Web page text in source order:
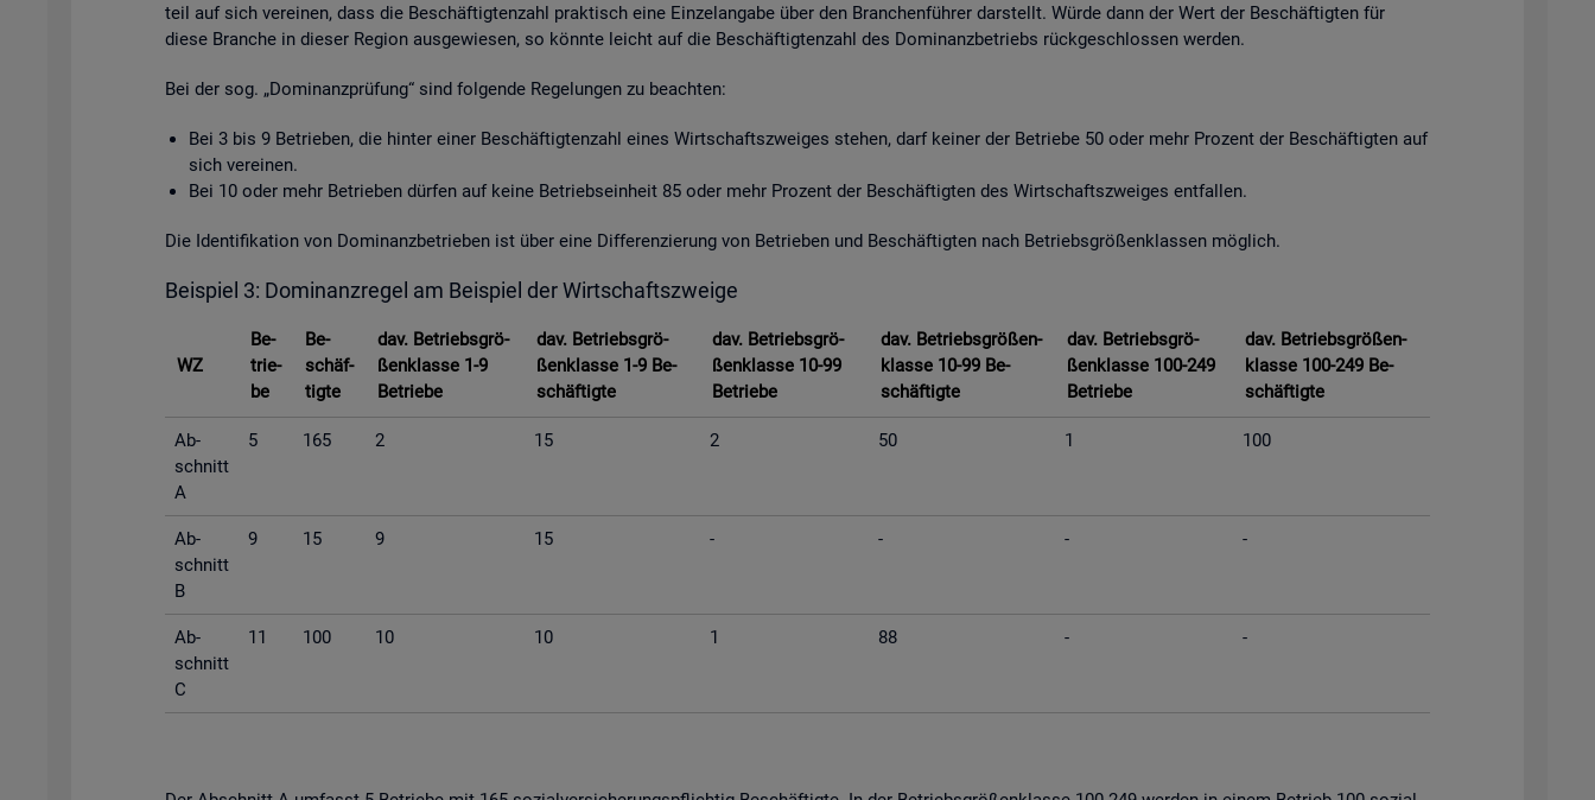
teil auf sich ver­ei­nen, dass die Be­schäf­tig­ten­zahl prak­tisch eine Ein­zel­an­ga­be über den Bran­chen­füh­rer dar­stellt. Würde dann der Wert der Be­schäf­tig­ten für
diese Bran­che in die­ser Re­gi­on aus­ge­wie­sen, so könn­te leicht auf die Be­schäf­tig­ten­zahl des Do­mi­nanz­be­triebs rück­ge­schlos­sen wer­den.
Bei der sog. „Do­mi­nanz­prü­fung“ sind fol­gen­de Re­ge­lun­gen zu be­ach­ten:
Bei 3 bis 9 Be­trie­ben, die hin­ter einer Be­schäf­tig­ten­zahl eines Wirt­schafts­zwei­ges ste­hen, darf kei­ner der Be­trie­be 50 oder mehr Pro­zent der Be­schäf­tig­ten auf
sich ver­ei­nen.
Bei 10 oder mehr Be­trie­ben dür­fen auf keine Be­triebs­ein­heit 85 oder mehr Pro­zent der Be­schäf­tig­ten des Wirt­schafts­zwei­ges ent­fal­len.
Die Iden­ti­fi­ka­ti­on von Do­mi­nanz­be­trie­ben ist über eine Dif­fe­ren­zie­rung von Be­trie­ben und Be­schäf­tig­ten nach Be­triebs­grö­ßen­klas­sen mög­lich.
Bei­spiel 3: Do­mi­nanz­re­gel am Bei­spiel der Wirt­schafts­zwei­ge
WZ
Be­
trie­
be
Be­
schäf­
tig­te
dav. Be­triebs­grö­
ßen­klas­se 1-9
Be­trie­be
dav. Be­triebs­grö­
ßen­klas­se 1-9 Be­
schäf­tig­te
dav. Be­triebs­grö­
ßen­klas­se 10-99
Be­trie­be
dav. Be­triebs­grö­ßen­
klas­se 10-99 Be­
schäf­tig­te
dav. Be­triebs­grö­
ßen­klas­se 100-249
Be­trie­be
dav. Be­triebs­grö­ßen­
klas­se 100-249 Be­
schäf­tig­te
Ab­
schnitt
A
5 165 2 15 2 50 1 100
Ab­
schnitt
B
9 15 9 15 - - - -
Ab­
schnitt
C
11 100 10 10 1 88 - -